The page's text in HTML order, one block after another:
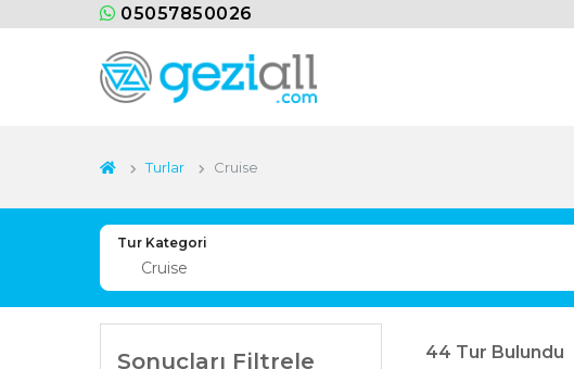
05057850026
Turlar Cruise
Tur Kategori
Sonuçları Filtrele 44 Tur Bulundu